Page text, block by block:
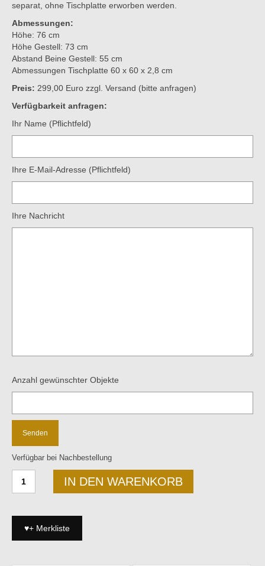
separat, ohne Tischplatte erworben werden.
Abmessungen:
Höhe: 76 cm
Höhe Gestell: 73 cm
Abstand Beine Gestell: 55 cm
Abmessungen Tischplatte 60 x 60 x 2,8 cm
Preis: 299,00 Euro zzgl. Versand (bitte anfragen)
Verfügbarkeit anfragen:
Ihr Name (Pflichtfeld)
Ihre E-Mail-Adresse (Pflichtfeld)
Ihre Nachricht
Anzahl gewünschter Objekte
Verfügbar bei Nachbestellung
Tisch
IN DEN WARENKORB
♥+ Merkliste